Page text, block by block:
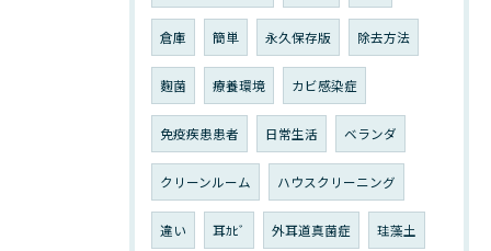
倉庫 簡単 永久保存版 除去方法
麴菌 療養環境 カビ感染症
免疫疾患患者 日常生活 ベランダ
クリーンルーム ハウスクリーニング
違い 耳ｶﾋﾞ 外耳道真菌症 珪藻土